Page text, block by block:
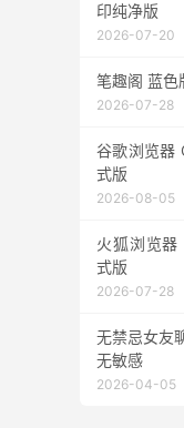
印纯净版
2026-07-20
笔趣阁 蓝
2026-07-28
谷歌浏览器
式版
2026-08-05
火狐浏览
式版
2026-07-28
无禁忌女友
无敏感
2026-04-05